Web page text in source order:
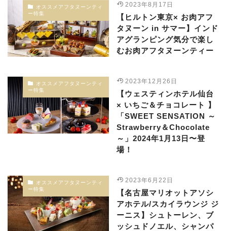
オススメアフタヌーンティ
ー特集
2023年8月17日
【ヒルトン東京× お肉アフ
タヌーン in サマー】インド
アグランピング気分で楽し
むお肉アフタヌーンティー
オススメアフタヌーンティ
ー特集
2023年12月26日
【ウェスティンホテル仙台
× いちご＆チョコレート 】
「SWEET SENSATION ～
Strawberry＆Chocolate
～」2024年1月13日〜登
場！
オススメアフタヌーンティ
ー特集
2023年6月22日
【名古屋マリオットアソシ
アホテル/スカイラウンジ ジ
ーニス】シュトーレン、ブ
ッシュドノエル、シャンパ